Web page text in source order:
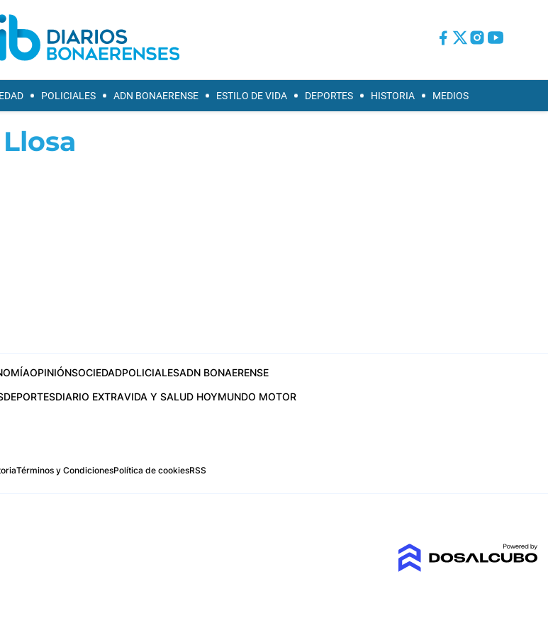
POLICIALES ADN BONAERENSE ESTILO DE VIDA DEPORTES HISTORIA MEDIOS
OPINIÓNSOCIEDADPOLICIALESADN BONAERENSE
DEPORTESDIARIO EXTRAVIDA Y SALUD HOYMUNDO MOTOR
Términos y CondicionesPolítica de cookiesRSS